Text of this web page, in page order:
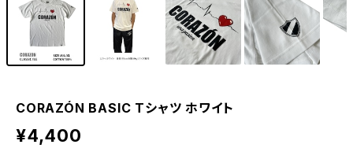
CORAZÓN BASIC Tシャツ ホワイト
¥4,400